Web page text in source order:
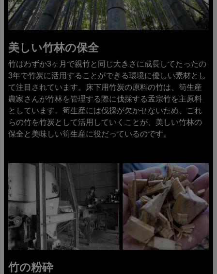
美しい竹林の保全
竹はわずか3ヶ月で親竹と同じ大きさに成長してたったの
3年で竹炭に活用することができる環境に優しい素材とし
て注目されています。床下用竹炭の原料の竹は、筍生産
農家さんが竹林を管理する際に伐採する孟宗竹を主原料
としています。筍生産には伐採が欠かせないため、これ
らの竹を竹炭として活用していくことが、美しい竹林の
保全と美味しい筍生産に役だっているのです。
竹の粉砕